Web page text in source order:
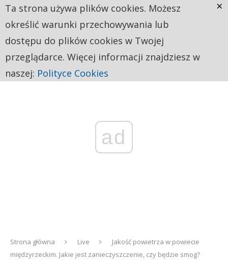
ad
Strona główna Live
Jakość powietrza w powiecie
międzyrzeckim. Jakie jest zanieczyszczenie, czy będzie smog?
Ta strona używa plików cookies. Możesz
określić warunki przechowywania lub
dostępu do plików cookies w Twojej
przeglądarce. Więcej informacji znajdziesz w
naszej: Polityce Cookies
×